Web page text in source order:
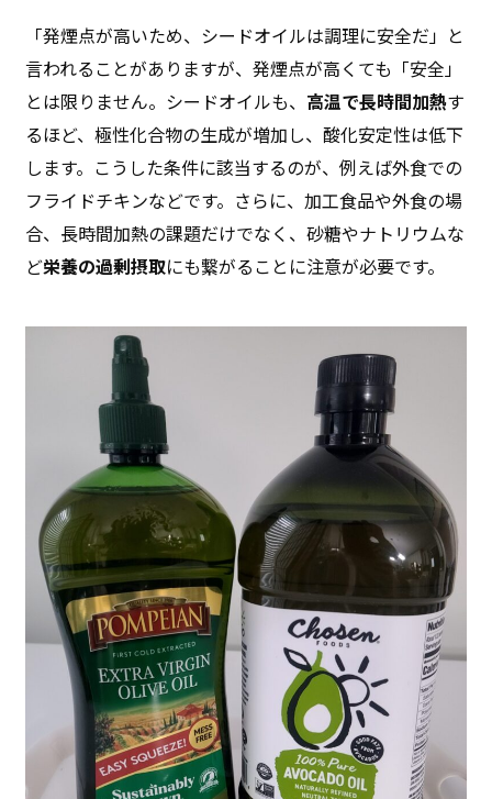
「発煙点が高いため、シードオイルは調理に安全だ」と
言われることがありますが、発煙点が高くても「安全」
とは限りません。シードオイルも、 高温で長時間加熱す
るほど、極性化合物の生成が増加し、酸化安定性は低下
します。こうした条件に該当するのが、例えば外食での
フライドチキンなどです。さらに、加工食品や外食の場
合、長時間加熱の課題だけでなく、砂糖やナトリウムな
ど栄養の過剰摂取にも繋がることに注意が必要です。